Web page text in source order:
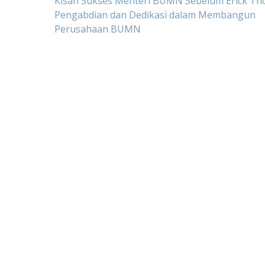
Post
navigation
Pengabdian dan Dedikasi dalam Membangun
Perusahaan BUMN